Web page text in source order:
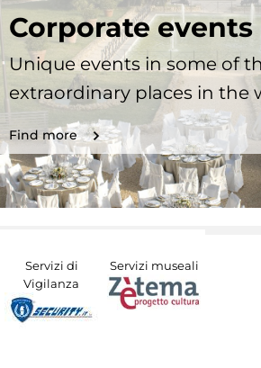
Corporate events
Unique events in some of
extraordinary places in the
Find more
Servizi di
Vigilanza
Servizi museali